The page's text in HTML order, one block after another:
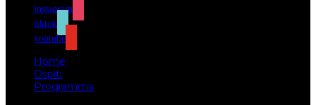
instagram
tiktok
youtube
Home
Ospiti
Programma